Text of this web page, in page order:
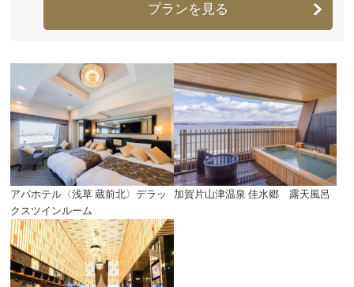
プランを見る
アパホテル〈浅草 蔵前北〉デラッ
クスツインルーム
加賀片山津温泉 佳水郷 露天風呂